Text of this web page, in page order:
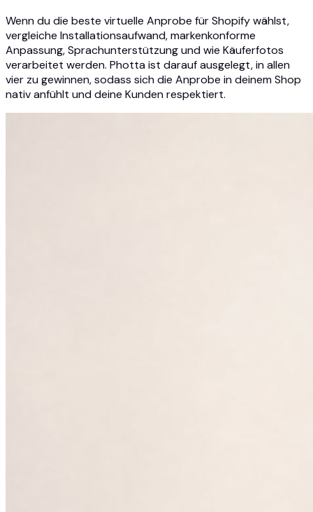
Wenn du die beste virtuelle Anprobe für Shopify wählst,
vergleiche Installationsaufwand, markenkonforme
Anpassung, Sprachunterstützung und wie Käuferfotos
verarbeitet werden. Photta ist darauf ausgelegt, in allen
vier zu gewinnen, sodass sich die Anprobe in deinem Shop
nativ anfühlt und deine Kunden respektiert.